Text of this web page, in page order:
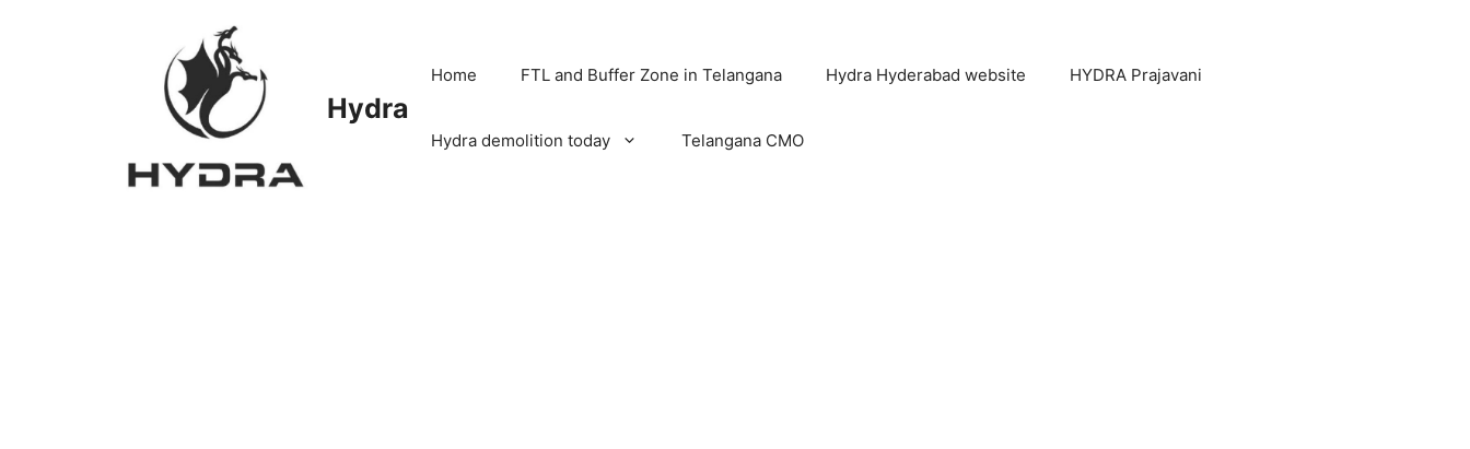
Hydra
Home FTL and Buffer Zone in Telangana Hydra Hyderabad website HYDRA Prajavani
Hydra demolition today Telangana CMO